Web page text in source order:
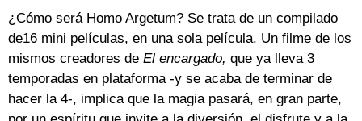
¿Cómo será Homo Argetum? Se trata de un compilado
de16 mini películas, en una sola película. Un filme de los
mismos creadores de El encargado, que ya lleva 3
temporadas en plataforma -y se acaba de terminar de
hacer la 4-, implica que la magia pasará, en gran parte,